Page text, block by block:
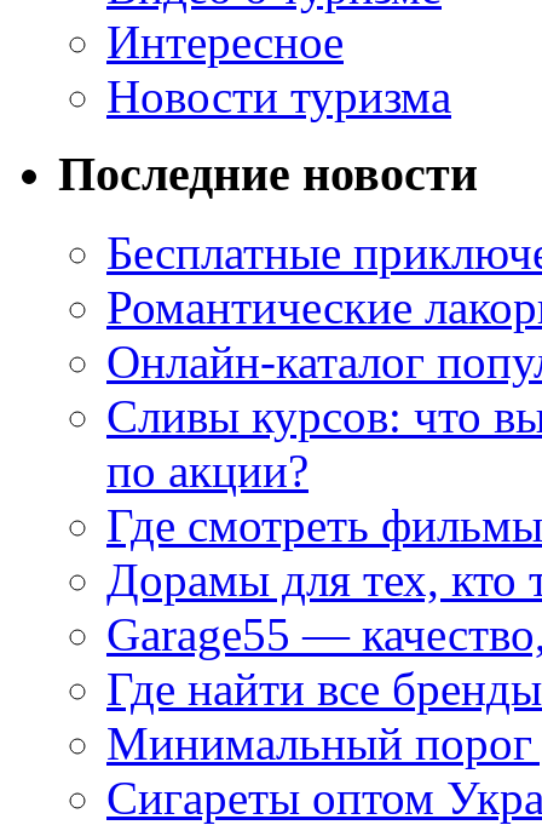
Интересное
Новости туризма
Последние новости
Бесплатные
Романтические
Онлайн-каталог
Сливы курсов: что
по акции?
Где смотреть
Дорамы для тех, кто
Garage55 —
Где найти все
Минимальный порог
Сигареты оптом